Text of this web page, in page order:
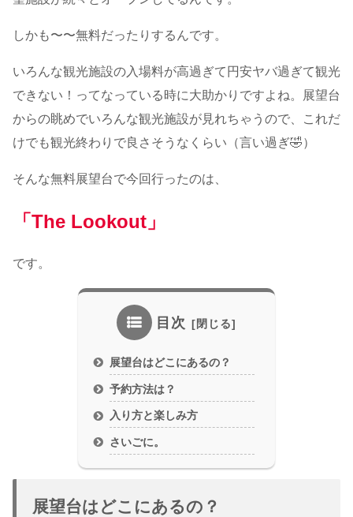
しかも〜〜無料だったりするんです。
いろんな観光施設の入場料が高過ぎて円安ヤバ過ぎて観光
できない！ってなっている時に大助かりですよね。展望台
からの眺めでいろんな観光施設が見れちゃうので、これだ
けでも観光終わりで良さそうなくらい（言い過ぎ🤣）
そんな無料展望台で今回行ったのは、
「The Lookout」
です。
目次
展望台はどこにあるの？
予約方法は？
入り方と楽しみ方
さいごに。
展望台はどこにあるの？